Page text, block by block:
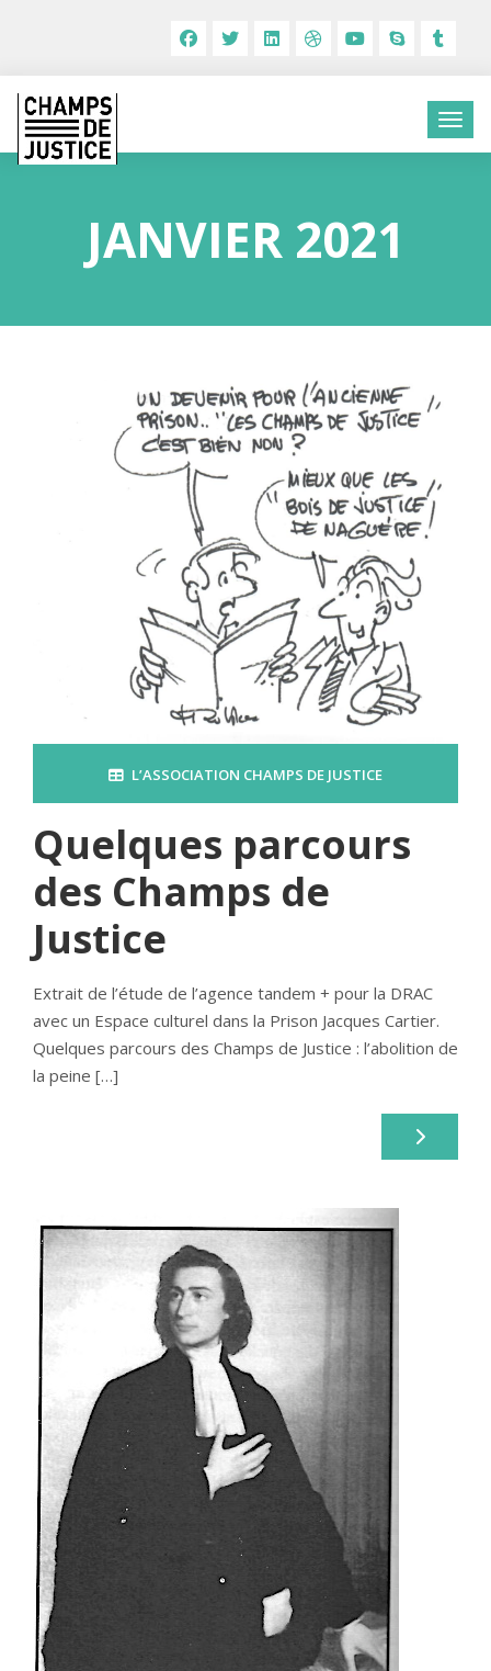
JANVIER 2021
L’ASSOCIATION CHAMPS DE JUSTICE
Quelques parcours
des Champs de
Justice
Extrait de l’étude de l’agence tandem + pour la DRAC
avec un Espace culturel dans la Prison Jacques Cartier.
Quelques parcours des Champs de Justice : l’abolition de
la peine […]